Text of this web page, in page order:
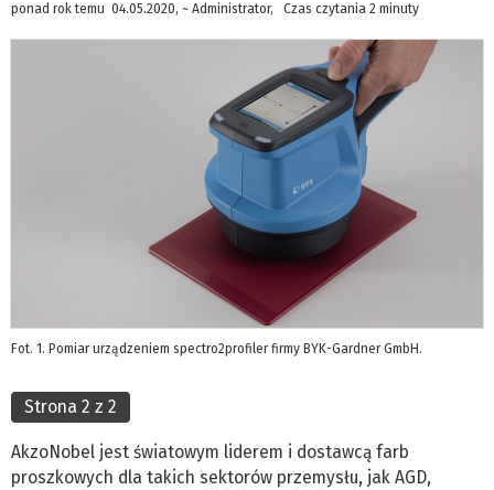
ponad rok temu 04.05.2020, ~ Administrator, Czas czytania 2 minuty
Fot. 1. Pomiar urządzeniem spectro2profiler firmy BYK-Gardner GmbH.
Strona 2 z 2
AkzoNobel jest światowym liderem i dostawcą farb
proszkowych dla takich sektorów przemysłu, jak AGD,